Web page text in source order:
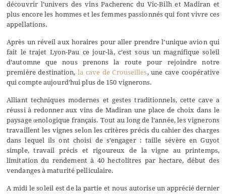
découvrir l’univers des vins Pacherenc du Vic-Bilh et Madiran et
plus encore les hommes et les femmes passionnés qui font vivre ces
appellations.
Après un réveil aux horaires pour aller prendre l’unique avion qui
fait le trajet Lyon-Pau ce jour-là, c’est sous un magnifique soleil
d’automne que nous prenons la route pour rejoindre notre
première destination,la cave de Crouseilles, une cave coopérative
qui compte aujourd’hui plus de 150 vignerons.
Alliant techniques modernes et gestes traditionnels, cette cave a
réussi à redonner aux vins de Madiran une place de choix dans le
paysage œnologique français. Tout au long de l’année, les vignerons
travaillent les vignes selon les critères précis du cahier des charges
dans lequel ils ont choisi de s’engager : taille sévère en Guyot
simple, travail précis et rigoureux de la vigne au printemps,
limitation du rendement à 40 hectolitres par hectare, début des
vendanges à maturité pelliculaire.
A midi le soleil est de la partie et nous autorise un apprécié dernier